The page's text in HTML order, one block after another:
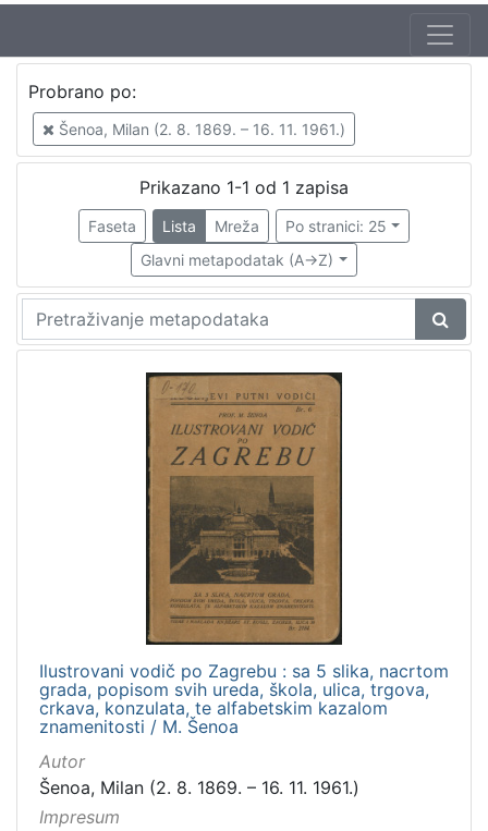
Jezik
hrvatski
Knjige
Probrano po:
Šenoa, Milan (2. 8. 1869. – 16. 11. 1961.)
Prikazano 1-1 od 1 zapisa
Faseta Lista Mreža
Po stranici: 25
Glavni metapodatak (A->Z)
Ilustrovani vodič po Zagrebu : sa 5 slika, nacrtom
grada, popisom svih ureda, škola, ulica, trgova,
crkava, konzulata, te alfabetskim kazalom
znamenitosti / M. Šenoa
Autor
Šenoa, Milan (2. 8. 1869. – 16. 11. 1961.)
Impresum